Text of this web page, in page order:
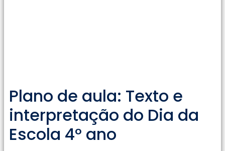
Plano de aula: Texto e
interpretação do Dia da
Escola 4° ano